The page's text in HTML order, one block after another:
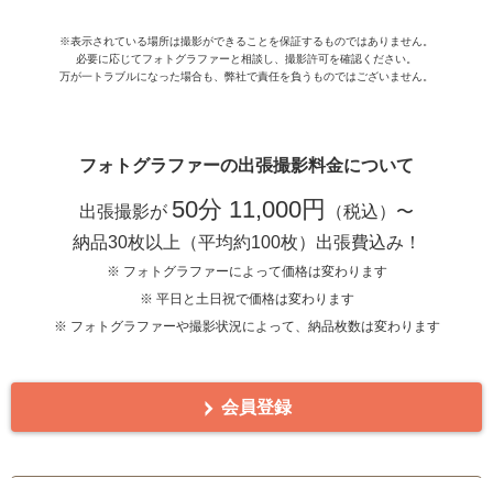
※表示されている場所は撮影ができることを保証するものではありません。
必要に応じてフォトグラファーと相談し、撮影許可を確認ください。
万が一トラブルになった場合も、弊社で責任を負うものではございません。
フォトグラファーの出張撮影料金について
出張撮影が 50分 11,000円
（税込）〜
納品30枚以上（平均約100枚）出張費込み！
※ フォトグラファーによって価格は変わります
※ 平日と土日祝で価格は変わります
※ フォトグラファーや撮影状況によって、納品枚数は変わります
会員登録